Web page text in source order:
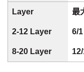
最
6/1